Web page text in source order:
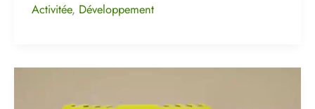
Activitée, Développement